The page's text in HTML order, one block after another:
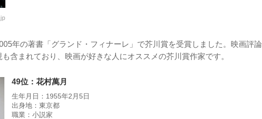
年の著書「グランド・フィナーレ」で芥川賞を受賞しました。映画評論
含まれており、映画が好きな人にオススメの芥川賞作家です。
49位：花村萬月
生年月日：1955年2月5日
出身地：東京都
職業：小説家